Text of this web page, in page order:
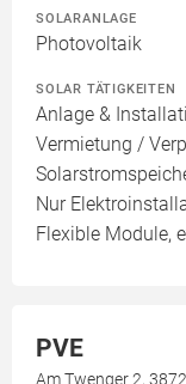
SOLARANLAGE
Photovoltaik
SOLAR TÄTIGKEITEN
Anlage &
Vermietung /
Nur
Flexible Module,
PVE
Am Twenger 2,